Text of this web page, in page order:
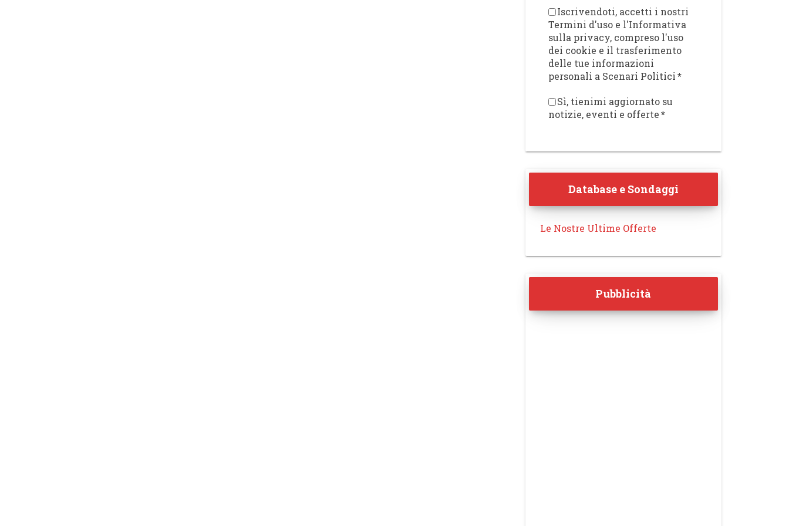
Iscrivendoti, accetti i nostri
Termini d'uso e l'Informativa
sulla privacy, compreso l'uso
dei cookie e il trasferimento
delle tue informazioni
personali a Scenari Politici*
Sì, tienimi aggiornato su
notizie, eventi e offerte*
Database e Sondaggi
Le Nostre Ultime Offerte
Pubblicità